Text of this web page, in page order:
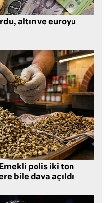
altın ve euroyu
polis iki ton
bile dava açıldı